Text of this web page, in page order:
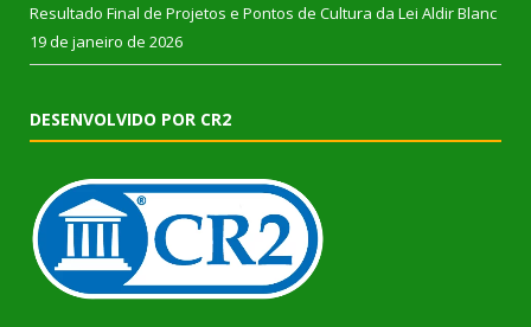
Resultado Final de Projetos e Pontos de Cultura da Lei Aldir Blanc
19 de janeiro de 2026
DESENVOLVIDO POR CR2